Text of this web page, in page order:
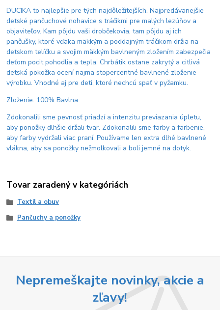
DUCIKA to najlepšie pre tých najdôležitejších. Najpredávanejšie
detské pančuchové nohavice s tráčikmi pre malých lezúňov a
objaviteľov. Kam pôjdu vaši drobčekovia, tam pôjdu aj ich
pančušky, ktoré vďaka mäkkým a poddajným tráčikom držia na
detskom telíčku a svojim mäkkým bavlneným zložením zabezpečia
deťom pocit pohodlia a tepla. Chrbátik ostane zakrytý a citlivá
detská pokožka ocení najmä stopercentné bavlnené zloženie
výrobku. Vhodné aj pre deti, ktoré nechcú spať v pyžamku.
Zloženie: 100% Bavlna
Zdokonalili sme pevnosť priadzí a intenzitu previazania úpletu,
aby ponožky dlhšie držali tvar. Zdokonalili sme farby a farbenie,
aby farby vydržali viac praní. Používame len extra dlhé bavlnené
vlákna, aby sa ponožky nežmolkovali a boli jemné na dotyk.
Tovar zaradený v kategóriách
Textil a obuv
Pančuchy a ponožky
Nepremeškajte novinky, akcie a
zľavy!